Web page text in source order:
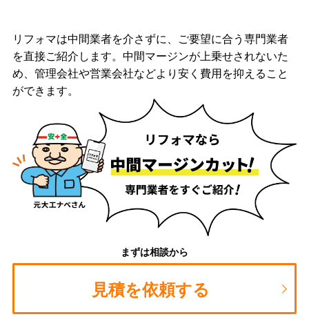
リフォマは中間業者を介さずに、ご要望に合う専門業者
を直接ご紹介します。中間マージンが上乗せされないた
め、管理会社や営業会社などより安く費用を抑えること
ができます。
まずは相談から
見積を依頼する